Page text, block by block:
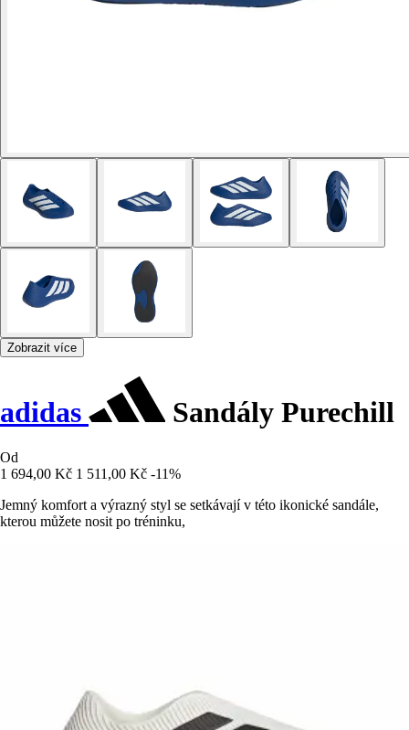
Zobrazit více
adidas Sandály Purechill
Od
1 694,00 Kč 1 511,00 Kč -11%
Jemný komfort a výrazný styl se setkávají v této ikonické sandále,
kterou můžete nosit po tréninku,